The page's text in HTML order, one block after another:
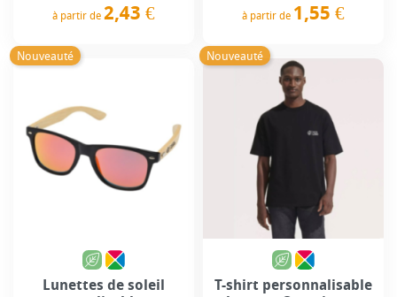
à partir de 2,43 € à partir de 1,55 €
Nouveauté
Lunettes de soleil
Nouveauté
T-shirt personnalisable